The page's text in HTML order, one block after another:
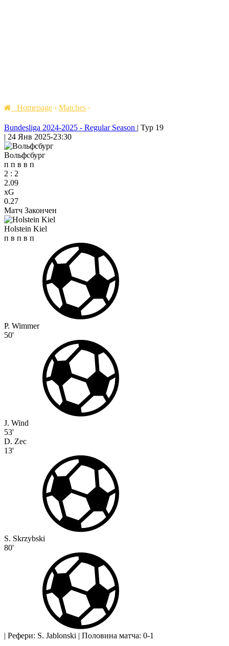
Homepage › Matches ›
Bundesliga 2024-2025 - Regular Season | Тур 19
| 24 Янв 2025-23:30
Вольфсбург
п п в в п
2 : 2
2.09
xG
0.27
Матч Закончен
Holstein Kiel
п в п в п
P. Wimmer
50'
J. Wind
53'
D. Zec
13'
S. Skrzybski
80'
| Рефери: S. Jablonski | Половина матча: 0-1